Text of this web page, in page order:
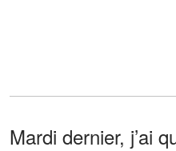
Mardi dernier, j’ai